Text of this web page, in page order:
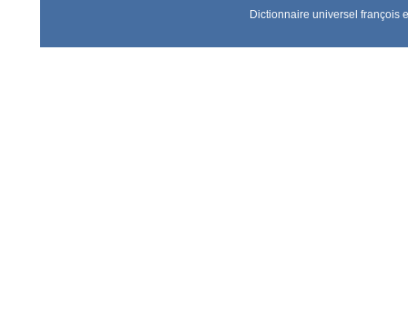
Dictionnaire universel françois